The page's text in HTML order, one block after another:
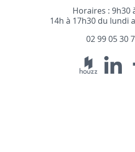
Horaires : 9h30
14h à 17h30 du lundi
02 99 05 30